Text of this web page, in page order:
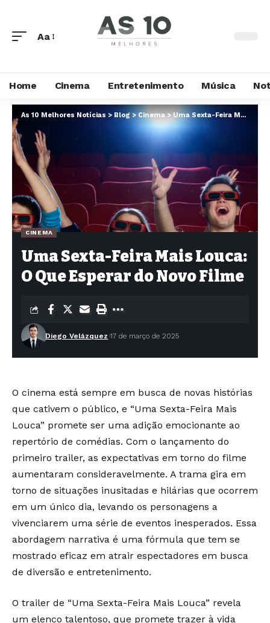
Aa
Home Cinema Entretenimento Música
As 10 Melhores Notícias > Blog >Cinema>Uma Sexta-Feira Mais Louca: O Que Esperar do Novo Filme
CINEMA
Uma Sexta-Feira Mais Louca:
O Que Esperar do Novo Filme
Diego Velázquez 17 de março de 2025
O cinema está sempre em busca de novas histórias
que cativem o público, e “Uma Sexta-Feira Mais
Louca” promete ser uma adição emocionante ao
repertório de comédias. Com o lançamento do
primeiro trailer, as expectativas em torno do filme
aumentaram consideravelmente. A trama gira em
torno de situações inusitadas e hilárias que ocorrem
em um único dia, levando os personagens a
vivenciarem uma série de eventos inesperados. Essa
abordagem narrativa é uma fórmula que tem se
mostrado eficaz em atrair espectadores em busca
de diversão e entretenimento.
O trailer de “Uma Sexta-Feira Mais Louca” revela
um elenco talentoso, que promete trazer à vida